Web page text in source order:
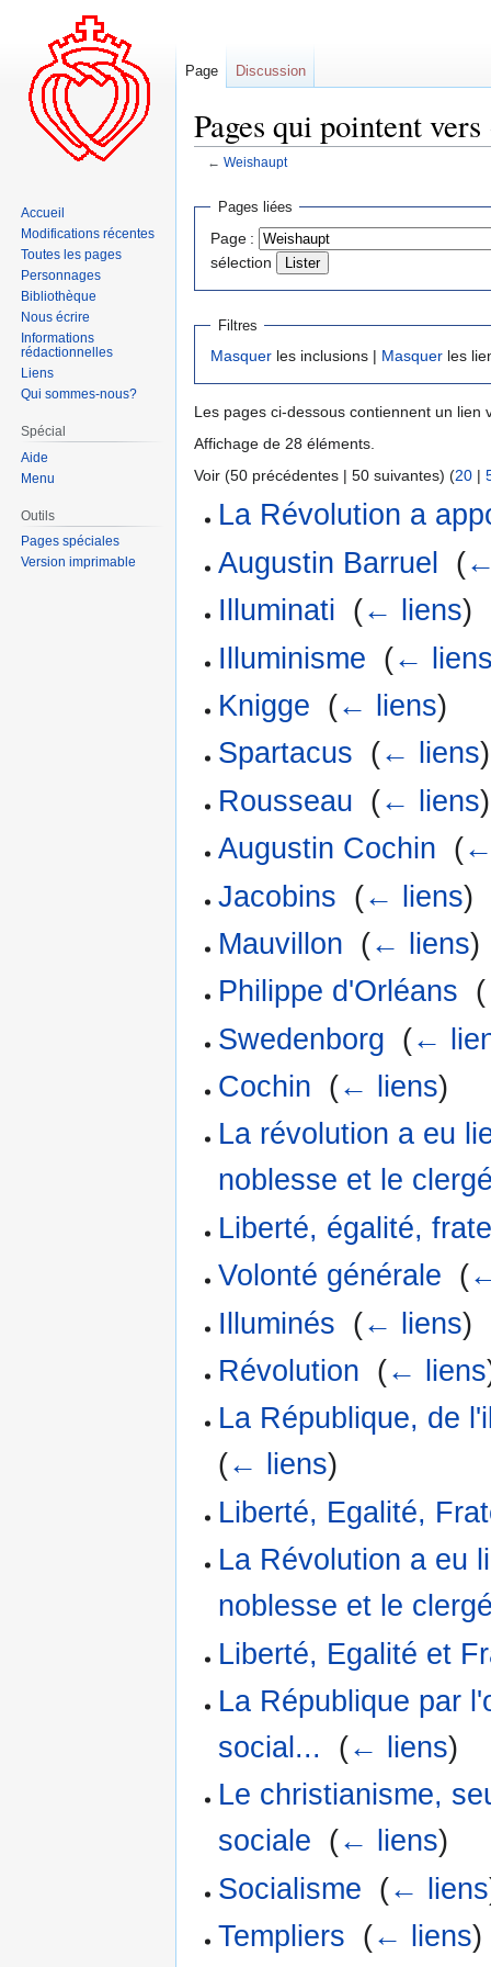
Pages qui pointent vers
← Weishaupt
Aller
navigation
Aller
recherche
Pages liées
Page :
sélection
Filtres
Masquer les inclusions | Masquer les
Les pages ci-dessous contiennent un lien
Affichage de 28 éléments.
Voir (50 précédentes | 50 suivantes) (20 |
La Révolution a
Augustin Barruel
(
Illuminati (← liens)
Illuminisme (←
Knigge (← liens)
Spartacus (← liens)
Rousseau (← liens)
Augustin Cochin (
Jacobins (← liens)
Mauvillon (← liens)
Philippe d'Orléans (
Swedenborg (←
Cochin (← liens)
La révolution a eu
noblesse et le
Liberté, égalité,
Volonté générale (
Illuminés (← liens)
Révolution (← liens
La République, de
(← liens)
Liberté, Egalité,
La Révolution a eu
noblesse et le
Liberté, Egalité et
La République par
social...
(← liens)
Le christianisme,
sociale (← liens)
Socialisme (← liens
Templiers (← liens)
Page Discussion
Accueil
Modifications récentes
Toutes les pages
Personnages
Bibliothèque
Nous écrire
Informations
rédactionnelles
Liens
Qui sommes-nous?
Spécial
Aide
Menu
Outils
Pages spéciales
Version imprimable